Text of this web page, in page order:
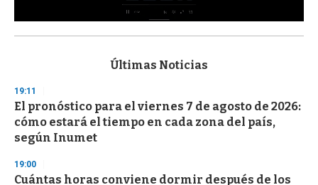
s
d
s
o
f
3
s
e
Últimas Noticias
19:11
El pronóstico para el viernes 7 de agosto de 2026:
cómo estará el tiempo en cada zona del país,
según Inumet
19:00
Cuántas horas conviene dormir después de los